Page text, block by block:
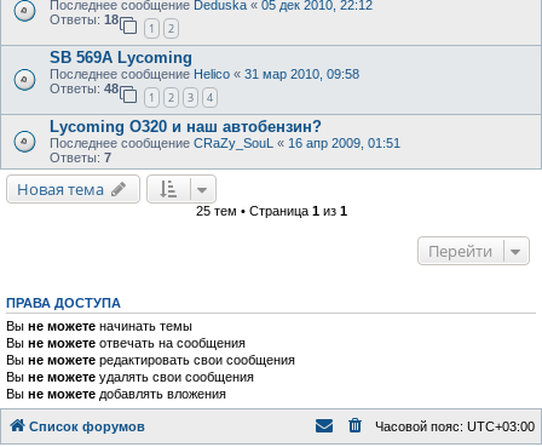
Последнее сообщение Deduska « 05 дек 2010, 22:12
Ответы: 18
1 2
SB 569A Lycoming
Последнее сообщение Helico « 31 мар 2010, 09:58
Ответы: 48
1 2 3 4
Lycoming O320 и наш автобензин?
Последнее сообщение CRaZy_SouL « 16 апр 2009, 01:51
Ответы: 7
Новая тема
25 тем • Страница 1из 1
Перейти
ПРАВА ДОСТУПА
Вы не можете начинать темы
Вы не можете отвечать на сообщения
Вы не можете редактировать свои сообщения
Вы не можете удалять свои сообщения
Вы не можете добавлять вложения
Список форумов Часовой пояс: UTC+03:00